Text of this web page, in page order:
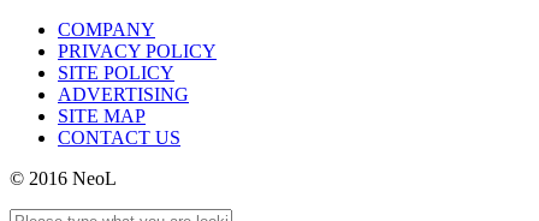
COMPANY
PRIVACY POLICY
SITE POLICY
ADVERTISING
SITE MAP
CONTACT US
© 2016 NeoL